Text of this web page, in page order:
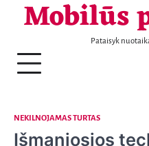
Mobilūs
Pataisyk
NEKILNOJAMAS TURTAS
Išmaniosios